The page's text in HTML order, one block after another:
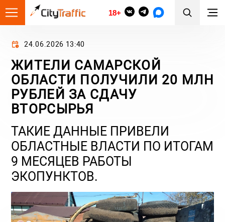
18+
24.06.2026 13:40
ЖИТЕЛИ САМАРСКОЙ
ОБЛАСТИ ПОЛУЧИЛИ 20 МЛН
РУБЛЕЙ ЗА СДАЧУ
ВТОРСЫРЬЯ
ТАКИЕ ДАННЫЕ ПРИВЕЛИ
ОБЛАСТНЫЕ ВЛАСТИ ПО ИТОГАМ
9 МЕСЯЦЕВ РАБОТЫ
ЭКОПУНКТОВ.